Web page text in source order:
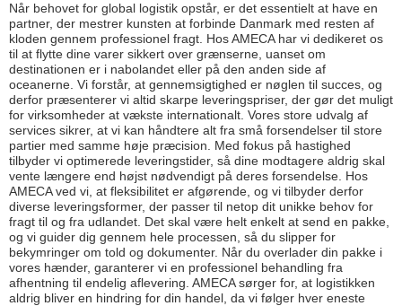
Når behovet for global logistik opstår, er det essentielt at have en
partner, der mestrer kunsten at forbinde Danmark med resten af
kloden gennem professionel fragt. Hos AMECA har vi dedikeret os
til at flytte dine varer sikkert over grænserne, uanset om
destinationen er i nabolandet eller på den anden side af
oceanerne. Vi forstår, at gennemsigtighed er nøglen til succes, og
derfor præsenterer vi altid skarpe leveringspriser, der gør det muligt
for virksomheder at vækste internationalt. Vores store udvalg af
services sikrer, at vi kan håndtere alt fra små forsendelser til store
partier med samme høje præcision. Med fokus på hastighed
tilbyder vi optimerede leveringstider, så dine modtagere aldrig skal
vente længere end højst nødvendigt på deres forsendelse. Hos
AMECA ved vi, at fleksibilitet er afgørende, og vi tilbyder derfor
diverse leveringsformer, der passer til netop dit unikke behov for
fragt til og fra udlandet. Det skal være helt enkelt at send en pakke,
og vi guider dig gennem hele processen, så du slipper for
bekymringer om told og dokumenter. Når du overlader din pakke i
vores hænder, garanterer vi en professionel behandling fra
afhentning til endelig aflevering. AMECA sørger for, at logistikken
aldrig bliver en hindring for din handel, da vi følger hver eneste